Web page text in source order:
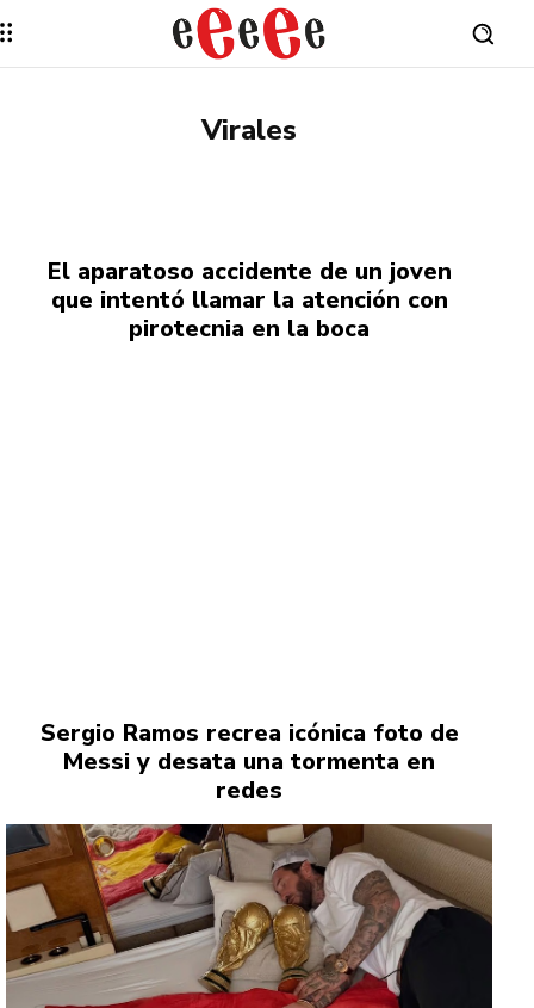
Virales
El aparatoso accidente de un joven
que intentó llamar la atención con
pirotecnia en la boca
Sergio Ramos recrea icónica foto de
Messi y desata una tormenta en
redes